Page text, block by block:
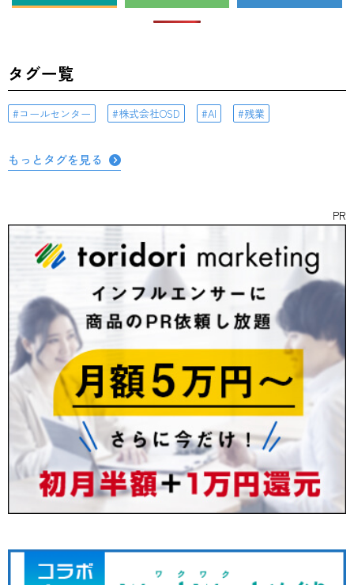
タグ一覧
コールセンター 株式会社OSD AI 残業
もっとタグを見る
PR